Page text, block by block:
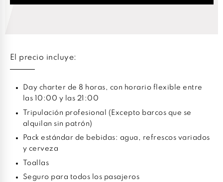
El precio incluye:
Day charter de 8 horas, con horario flexible entre
las 10:00 y las 21:00
Tripulación profesional (Excepto barcos que se
alquilan sin patrón)
Pack estándar de bebidas: agua, refrescos variados
y cerveza
Toallas
Seguro para todos los pasajeros